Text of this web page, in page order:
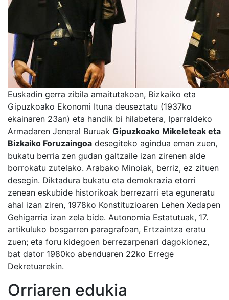
Euskadin gerra zibila amaitutakoan, Bizkaiko eta
Gipuzkoako Ekonomi Ituna deuseztatu (1937ko
ekainaren 23an) eta handik bi hilabetera, Iparraldeko
Armadaren Jeneral Buruak Gipuzkoako Mikeleteak eta
Bizkaiko Foruzaingoa desegiteko agindua eman zuen,
bukatu berria zen gudan galtzaile izan zirenen alde
borrokatu zutelako. Arabako Minoiak, berriz, ez zituen
desegin. Diktadura bukatu eta demokrazia etorri
zenean eskubide historikoak berrezarri eta eguneratu
ahal izan ziren, 1978ko Konstituzioaren Lehen Xedapen
Gehigarria izan zela bide. Autonomia Estatutuak, 17.
artikuluko bosgarren paragrafoan, Ertzaintza eratu
zuen; eta foru kidegoen berrezarpenari dagokionez,
bat dator 1980ko abenduaren 22ko Errege
Dekretuarekin.
Orriaren edukia